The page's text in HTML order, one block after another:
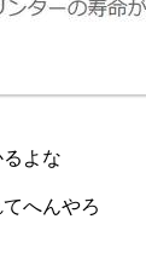
よな
へんやろ